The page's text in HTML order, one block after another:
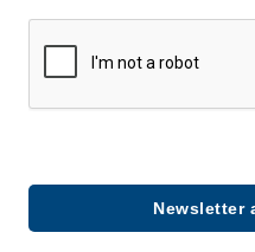
Newsletter